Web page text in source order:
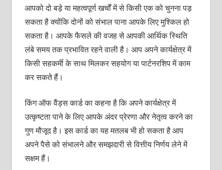
आपको दो बड़े या महत्‍वपूर्ण खर्चों में से किसी एक को चुनना पड़
सकता है क्‍योंकि दोनों को संभाल पाना आपके लिए मुश्किल हो
सकता है। आपके फैसले की वजह से आपकी आर्थिक स्थिति
लंबे समय तक प्रभावित रहने वाली है। आप अपने कार्यक्षेत्र में
किसी सहकर्मी के साथ मिलकर सहयोग या पार्टनरशिप में काम
कर सकते हैं।
किंग ऑफ वैंड्स कार्ड का कहना है कि अपने कार्यक्षेत्र में
उत्‍कृष्‍टता पाने के लिए आपके अंदर प्रेरणा और नेतृत्‍व करने का
गुण मौजूद है। इस कार्ड का यह मतलब भी हो सकता है आप
अपने पैसे को संभालने और समझदारी से वित्तीय निर्णय लेने में
सक्षम हैं।